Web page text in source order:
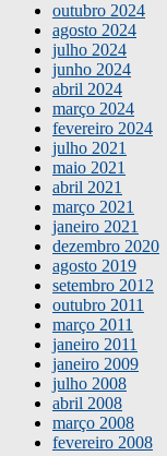
outubro 2024
agosto 2024
julho 2024
junho 2024
abril 2024
março 2024
fevereiro 2024
julho 2021
maio 2021
abril 2021
março 2021
janeiro 2021
dezembro 2020
agosto 2019
setembro 2012
outubro 2011
março 2011
janeiro 2011
janeiro 2009
julho 2008
abril 2008
março 2008
fevereiro 2008